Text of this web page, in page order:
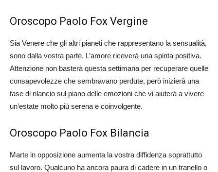
Oroscopo Paolo Fox Vergine
Sia Venere che gli altri pianeti che rappresentano la sensualità,
sono dalla vostra parte. L’amore riceverà una spinta positiva.
Attenzione non basterà questa settimana per recuperare quelle
consapevolezze che sembravano perdute, però inizierà una
fase di rilancio sul piano delle emozioni che vi aiuterà a vivere
un’estate molto più serena e coinvolgente.
Oroscopo Paolo Fox Bilancia
Marte in opposizione aumenta la vostra diffidenza soprattutto
sul lavoro. Qualcuno ha ancora paura di cadere in un tranello o